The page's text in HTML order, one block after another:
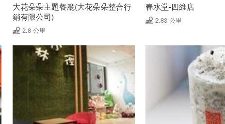
大花朵朵主題餐廳(大花朵朵整合行
銷有限公司)
2.8 公里
春水堂-四維店
2.83 公里